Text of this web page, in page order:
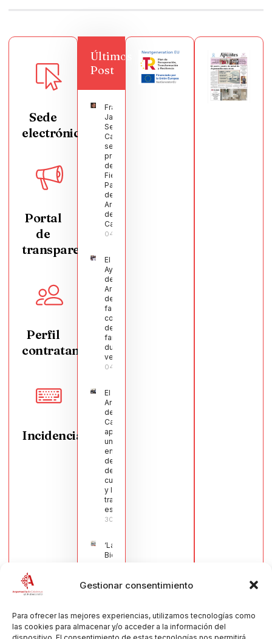
Gestionar consentimiento
Para ofrecer las mejores experiencias, utilizamos tecnologías como
las cookies para almacenar y/o acceder a la información del
Sede
electrónica
Portal
de
transparencia
Perfil
contratante
Incidencias
Últimos
Post
Francisco
Javier
Segura
Castellanos
será el
pregonero
de las
Fiestas
Patronales
de
Argamasilla
de
Calatrava
04/08/2026
El
Ayuntamiento
de
Argamasilla
de Calatrava
facilita la
conciliación
de 200
familias
durante el
verano
04/08/2026
El Pleno de
Argamasilla
de
Calatrava
aprueba
una moción
en defensa
del sector
de la
cuchillería
y la navaja
tradicional
española
30/07/2026
‘La
Bienvenida’,
estampa de
de la Virgen
Muñoz
Muñoz,
anuncia las